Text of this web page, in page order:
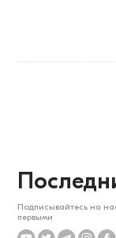
Подписывайтесь на
первыми